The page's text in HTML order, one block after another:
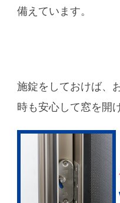
備えています。
施錠をしておけば、
時も安心して窓を開